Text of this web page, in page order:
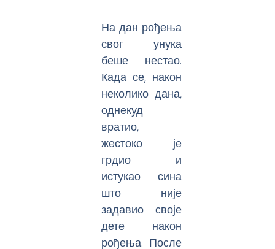
На дан рођења
свог унука
беше нестао.
Када се, након
неколико дана,
однекуд
вратио,
жестоко је
грдио и
истукао сина
што није
задавио своје
дете након
рођења. После